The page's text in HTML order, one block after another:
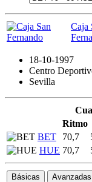
Caja
18-10-1997
Centro
Sevilla
Ritmo
BET
70,7
HUE 70,7
Básicas Avanzadas